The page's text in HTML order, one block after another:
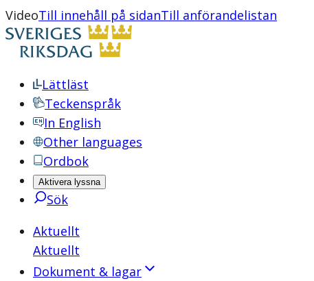
VideoTill innehåll på sidanTill anförandelistan
Lättläst
Teckenspråk
In English
Other languages
Ordbok
Aktivera lyssna
Sök
Aktuellt
Aktuellt
Dokument & lagar